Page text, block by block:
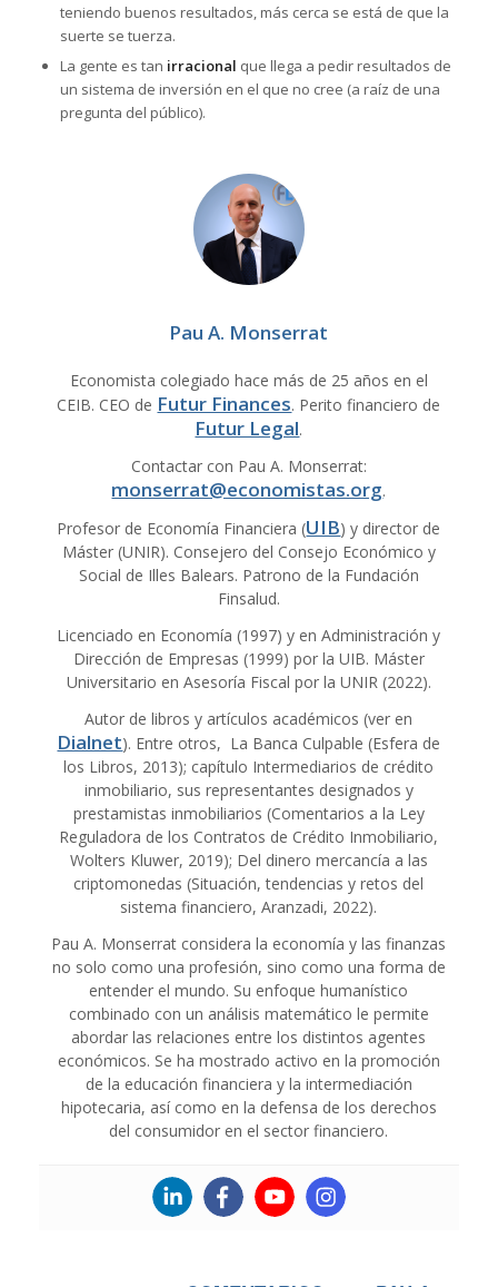
teniendo buenos resultados, más cerca se está de que la
suerte se tuerza.
La gente es tan irracional que llega a pedir resultados de
un sistema de inversión en el que no cree (a raíz de una
pregunta del público).
Pau A. Monserrat
Economista colegiado hace más de 25 años en el
CEIB. CEO de Futur Finances. Perito financiero de
Futur Legal.
Contactar con Pau A. Monserrat:
monserrat@economistas.org.
Profesor de Economía Financiera (UIB) y director de
Máster (UNIR). Consejero del Consejo Económico y
Social de Illes Balears. Patrono de la Fundación
Finsalud.
Licenciado en Economía (1997) y en Administración y
Dirección de Empresas (1999) por la UIB. Máster
Universitario en Asesoría Fiscal por la UNIR (2022).
Autor de libros y artículos académicos (ver en
Dialnet). Entre otros, La Banca Culpable (Esfera de
los Libros, 2013); capítulo Intermediarios de crédito
inmobiliario, sus representantes designados y
prestamistas inmobiliarios (Comentarios a la Ley
Reguladora de los Contratos de Crédito Inmobiliario,
Wolters Kluwer, 2019); Del dinero mercancía a las
criptomonedas (Situación, tendencias y retos del
sistema financiero, Aranzadi, 2022).
Pau A. Monserrat considera la economía y las finanzas
no solo como una profesión, sino como una forma de
entender el mundo. Su enfoque humanístico
combinado con un análisis matemático le permite
abordar las relaciones entre los distintos agentes
económicos. Se ha mostrado activo en la promoción
de la educación financiera y la intermediación
hipotecaria, así como en la defensa de los derechos
del consumidor en el sector financiero.